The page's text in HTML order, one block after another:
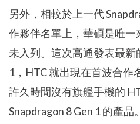
另外，相較於上一代
作夥伴名單上，華碩是唯一
未入列。這次高通發表最新
1，HTC 就出現在首波合作
許久時間沒有旗艦手機的
Snapdragon 8 Gen 1 的產品。